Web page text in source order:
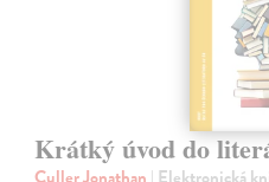
Krátký úvod do